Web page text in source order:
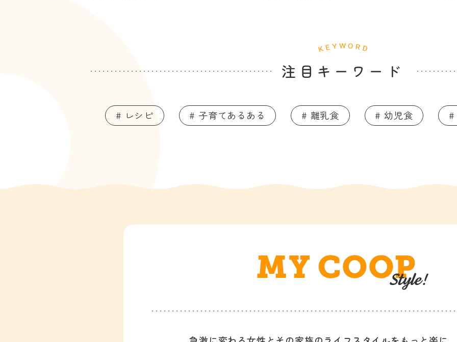
注目キーワード
# レシピ # 子育てあるある # 離乳食 # 幼児食